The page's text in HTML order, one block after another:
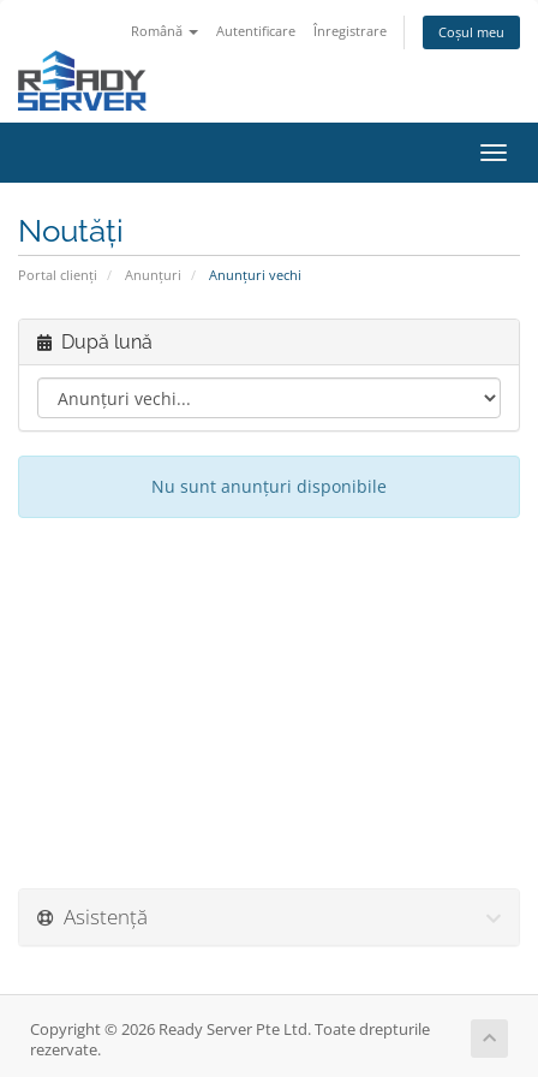
Română Autentificare Înregistrare Coșul meu
Noutăți
Portal clienți Anunțuri Anunțuri vechi
După lună
Nu sunt anunțuri disponibile
Asistență
Copyright © 2026 Ready Server Pte Ltd. Toate drepturile
rezervate.